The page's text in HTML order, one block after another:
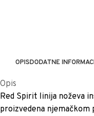
OPISDODATNE
Opis
Red Spirit linija noževa
proizvedena